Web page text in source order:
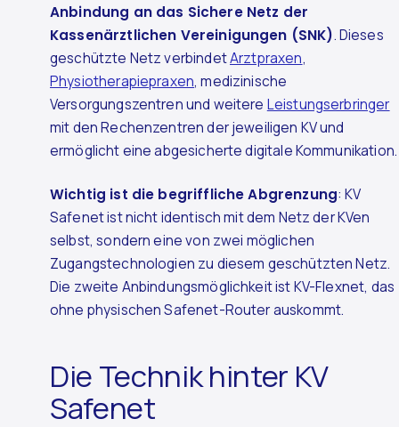
Anbindung an das Sichere Netz der
Kassenärztlichen Vereinigungen (SNK). Dieses
geschützte Netz verbindetArztpraxen,
Physiotherapiepraxen, medizinische
Versorgungszentren und weitere Leistungserbringer
mit den Rechenzentren der jeweiligen KV und
ermöglicht eine abgesicherte digitale Kommunikation.
Wichtig ist die begriffliche Abgrenzung: KV
Safenet ist nicht identisch mit dem Netz der KVen
selbst, sondern eine von zwei möglichen
Zugangstechnologien zu diesem geschützten Netz.
Die zweite Anbindungsmöglichkeit ist KV-Flexnet, das
ohne physischen Safenet-Router auskommt.
Die Technik hinter KV
Safenet